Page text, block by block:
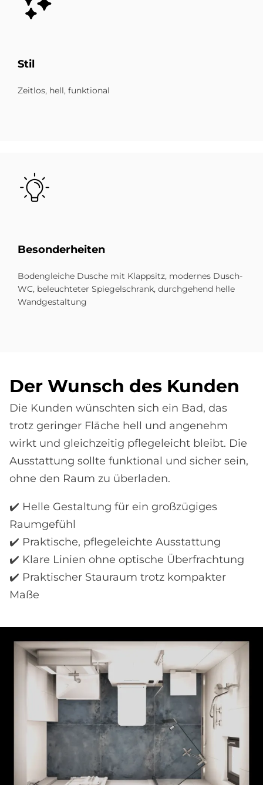
Stil
Zeitlos, hell, funktional
Bild
Be­son­der­hei­ten
Bodengleiche Dusche mit Klappsitz, modernes Dusch-
WC, beleuchteter Spiegelschrank, durchgehend helle
Wandgestaltung
Der Wunsch des Kun­den
Die Kunden wünschten sich ein Bad, das
trotz geringer Fläche hell und angenehm
wirkt und gleichzeitig pflegeleicht bleibt. Die
Ausstattung sollte funktional und sicher sein,
ohne den Raum zu überladen.
✔️ Helle Gestaltung für ein großzügiges
Raumgefühl
✔️ Praktische, pflegeleichte Ausstattung
✔️ Klare Linien ohne optische Überfrachtung
✔️ Praktischer Stauraum trotz kompakter
Maße